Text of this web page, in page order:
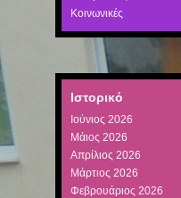
Κοινωνικές
Ιστορικό
Ιούνιος 2026
Μάιος 2026
Απρίλιος 2026
Μάρτιος 2026
Φεβρουάριος 2026